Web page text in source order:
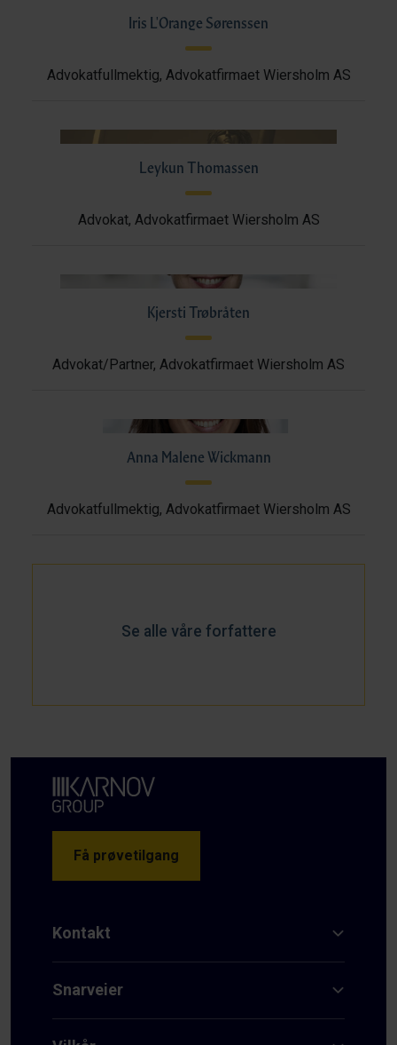
Iris L'Orange Sørenssen
Advokatfullmektig, Advokatfirmaet Wiersholm AS
Leykun Thomassen
Advokat, Advokatfirmaet Wiersholm AS
Kjersti Trøbråten
Advokat/Partner, Advokatfirmaet Wiersholm AS
Anna Malene Wickmann
Advokatfullmektig, Advokatfirmaet Wiersholm AS
Se alle våre forfattere
Få prøvetilgang
Kontakt
Snarveier